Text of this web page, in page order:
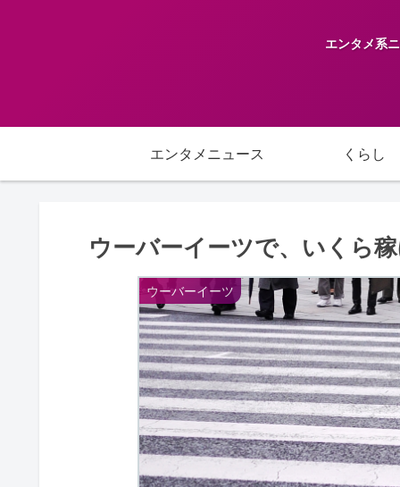
エンタメ系
エンタメニュース くらし
ウーバーイーツで、いくら
ウーバーイーツ